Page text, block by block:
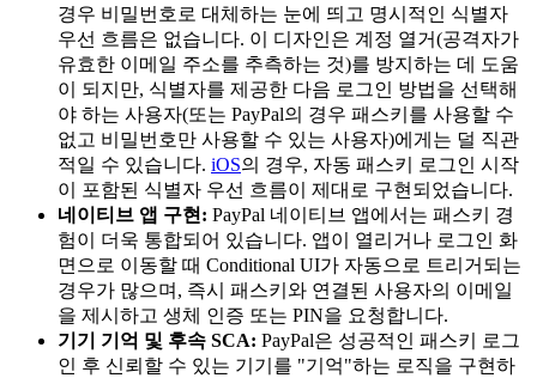
경우 비밀번호로 대체하는 눈에 띄고 명시적인 식별자
우선 흐름은 없습니다. 이 디자인은 계정 열거(공격자가
유효한 이메일 주소를 추측하는 것)를 방지하는 데 도움
이 되지만, 식별자를 제공한 다음 로그인 방법을 선택해
야 하는 사용자(또는 PayPal의 경우 패스키를 사용할 수
없고 비밀번호만 사용할 수 있는 사용자)에게는 덜 직관
적일 수 있습니다. iOS의 경우, 자동 패스키 로그인 시작
이 포함된 식별자 우선 흐름이 제대로 구현되었습니다.
네이티브 앱 구현: PayPal 네이티브 앱에서는 패스키 경
험이 더욱 통합되어 있습니다. 앱이 열리거나 로그인 화
면으로 이동할 때 Conditional UI가 자동으로 트리거되는
경우가 많으며, 즉시 패스키와 연결된 사용자의 이메일
을 제시하고 생체 인증 또는 PIN을 요청합니다.
기기 기억 및 후속 SCA: PayPal은 성공적인 패스키 로그
인 후 신뢰할 수 있는 기기를 "기억"하는 로직을 구현하